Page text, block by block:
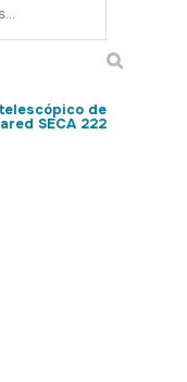
de
SECA 222